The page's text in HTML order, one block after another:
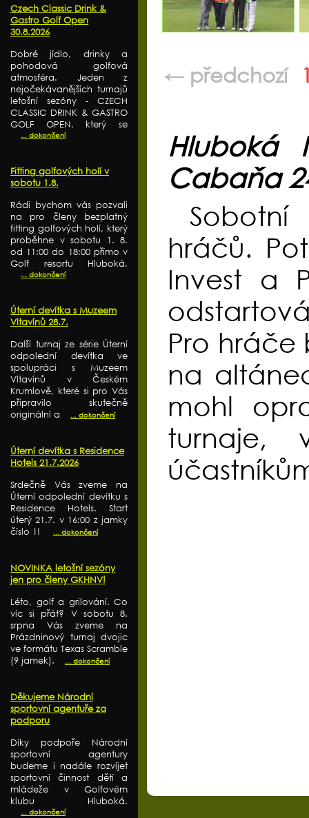
Czech Classic Drink &
Gastro Golf Open
30.8.2026
Dobré jídlo, drinky a
pohodová golfová
atmosféra. Jeden z
nejočekávanějších turnajů
letošní sezóny - CZECH
CLASSIC DRINK & GASTRO
GOLF OPEN, který se
... dokončení
Fitting golfových holí v
sobotu 1.8.
Rádi bychom vás pozvali
na pro členy bezplatný
fitting golfových holí, který
proběhne v sobotu 1. 8.
od 11:00 do 18:00 přímo v
Golf resortu Hluboká.
... dokončení
Úterní devítka s Muzeem
Vltavínů 28.7.
Další turnaj ze série Úterní
odpolední devítka ve
spolupráci s Muzeem
Vltavínů v Českém
Krumlově, které si pro Vás
připravilo skutečně
originální a
... dokončení
Úterní devítka s Residence
Hotels 21.7.2026
Srdečně Vás zveme na
Úterní odpolední devítku s
Residence Hotels. Start
úterý 21.7. v 16:00 z jamky
číslo 1!
... dokončení
NOVINKA letošní sezóny
jen pro členy GKHNV!
Léto, golf a grilování. Co
víc si přát? V sobotu 8.
srpna Vás zveme na
Prázdninový turnaj dvojic
ve formátu Texas Scramble
(9 jamek).
... dokončení
Děkujeme Národní
sportovní agentuře za
podporu
Díky podpoře Národní
sportovní agentury
budeme i nadále rozvíjet
sportovní činnost dětí a
mládeže v Golfovém
klubu Hluboká.
... dokončení
← předchozí
Hluboká
Cabaňa
Sobotní
hráčů.
Invest a
Pro hráče
na
mohl
turnaje,